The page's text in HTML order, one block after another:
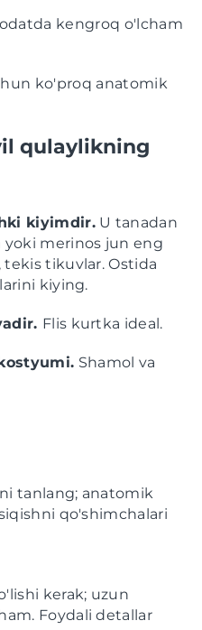
kengroq o'lcham
ko'proq anatomik
qulaylikning
kiyimdir.U tanadan
merinos jun eng
tikuvlar. Ostida
kiying.
Flis kurtka ideal.
Shamol va
tanlang; anatomik
qo'shimchalari
kerak; uzun
Foydali detallar